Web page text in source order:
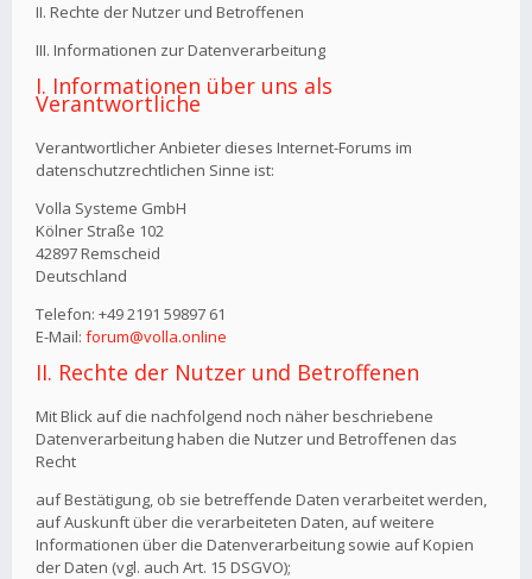
II. Rechte der Nutzer und Betroffenen
III. Informationen zur Datenverarbeitung
I. Informationen über uns als
Verantwortliche
Verantwortlicher Anbieter dieses Internet-Forums im
datenschutzrechtlichen Sinne ist:
Volla Systeme GmbH
Kölner Straße 102
42897 Remscheid
Deutschland
Telefon: +49 2191 59897 61
E-Mail: forum@volla.online
II. Rechte der Nutzer und Betroffenen
Mit Blick auf die nachfolgend noch näher beschriebene
Datenverarbeitung haben die Nutzer und Betroffenen das
Recht
auf Bestätigung, ob sie betreffende Daten verarbeitet werden,
auf Auskunft über die verarbeiteten Daten, auf weitere
Informationen über die Datenverarbeitung sowie auf Kopien
der Daten (vgl. auch Art. 15 DSGVO);